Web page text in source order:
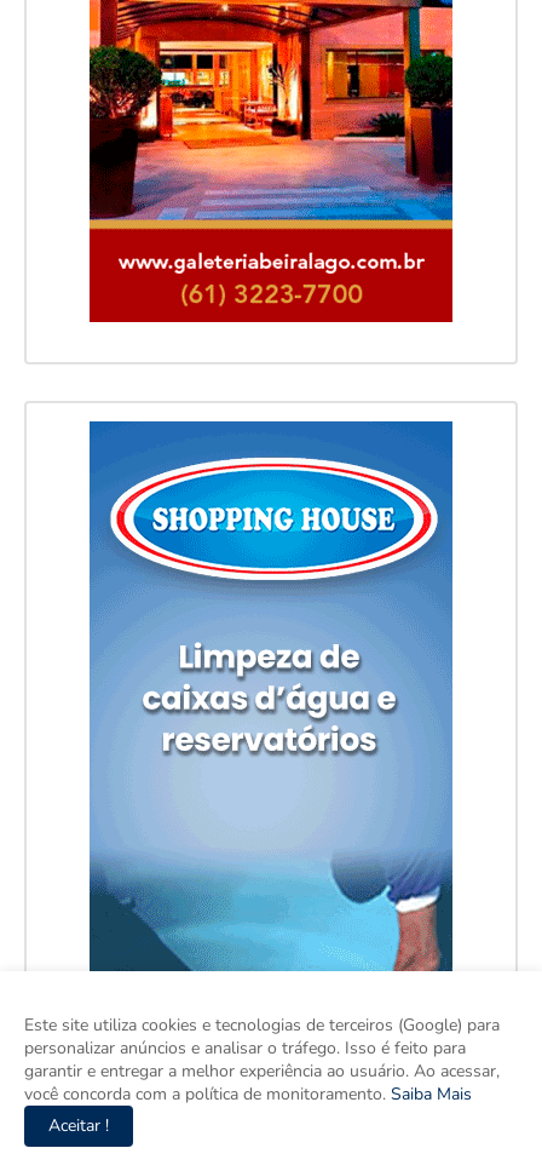
Este site utiliza cookies e tecnologias de terceiros (Google) para
personalizar anúncios e analisar o tráfego. Isso é feito para
garantir e entregar a melhor experiência ao usuário. Ao acessar,
você concorda com a política de monitoramento. Saiba Mais
Aceitar !